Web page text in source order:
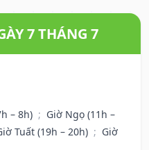
7 THÁNG 7
– 8h) ; Giờ Ngọ (11h –
Tuất (19h – 20h) ; Giờ